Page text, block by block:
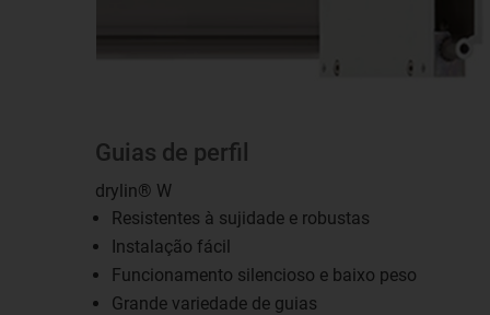
Guias de perfil
drylin® W
Resistentes à sujidade e robustas
Instalação fácil
Funcionamento silencioso e baixo peso
Grande variedade de guias